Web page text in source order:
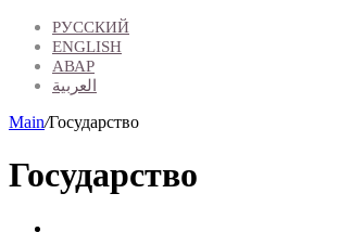
РУССКИЙ
ENGLISH
АВАР
العربية
Main/Государство
Государство